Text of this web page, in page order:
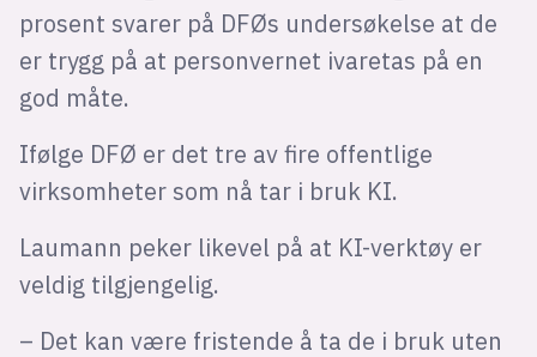
prosent svarer på DFØs undersøkelse at de
er trygg på at personvernet ivaretas på en
god måte.
Ifølge DFØ er det tre av fire offentlige
virksomheter som nå tar i bruk KI.
Laumann peker likevel på at KI-verktøy er
veldig tilgjengelig.
– Det kan være fristende å ta de i bruk uten